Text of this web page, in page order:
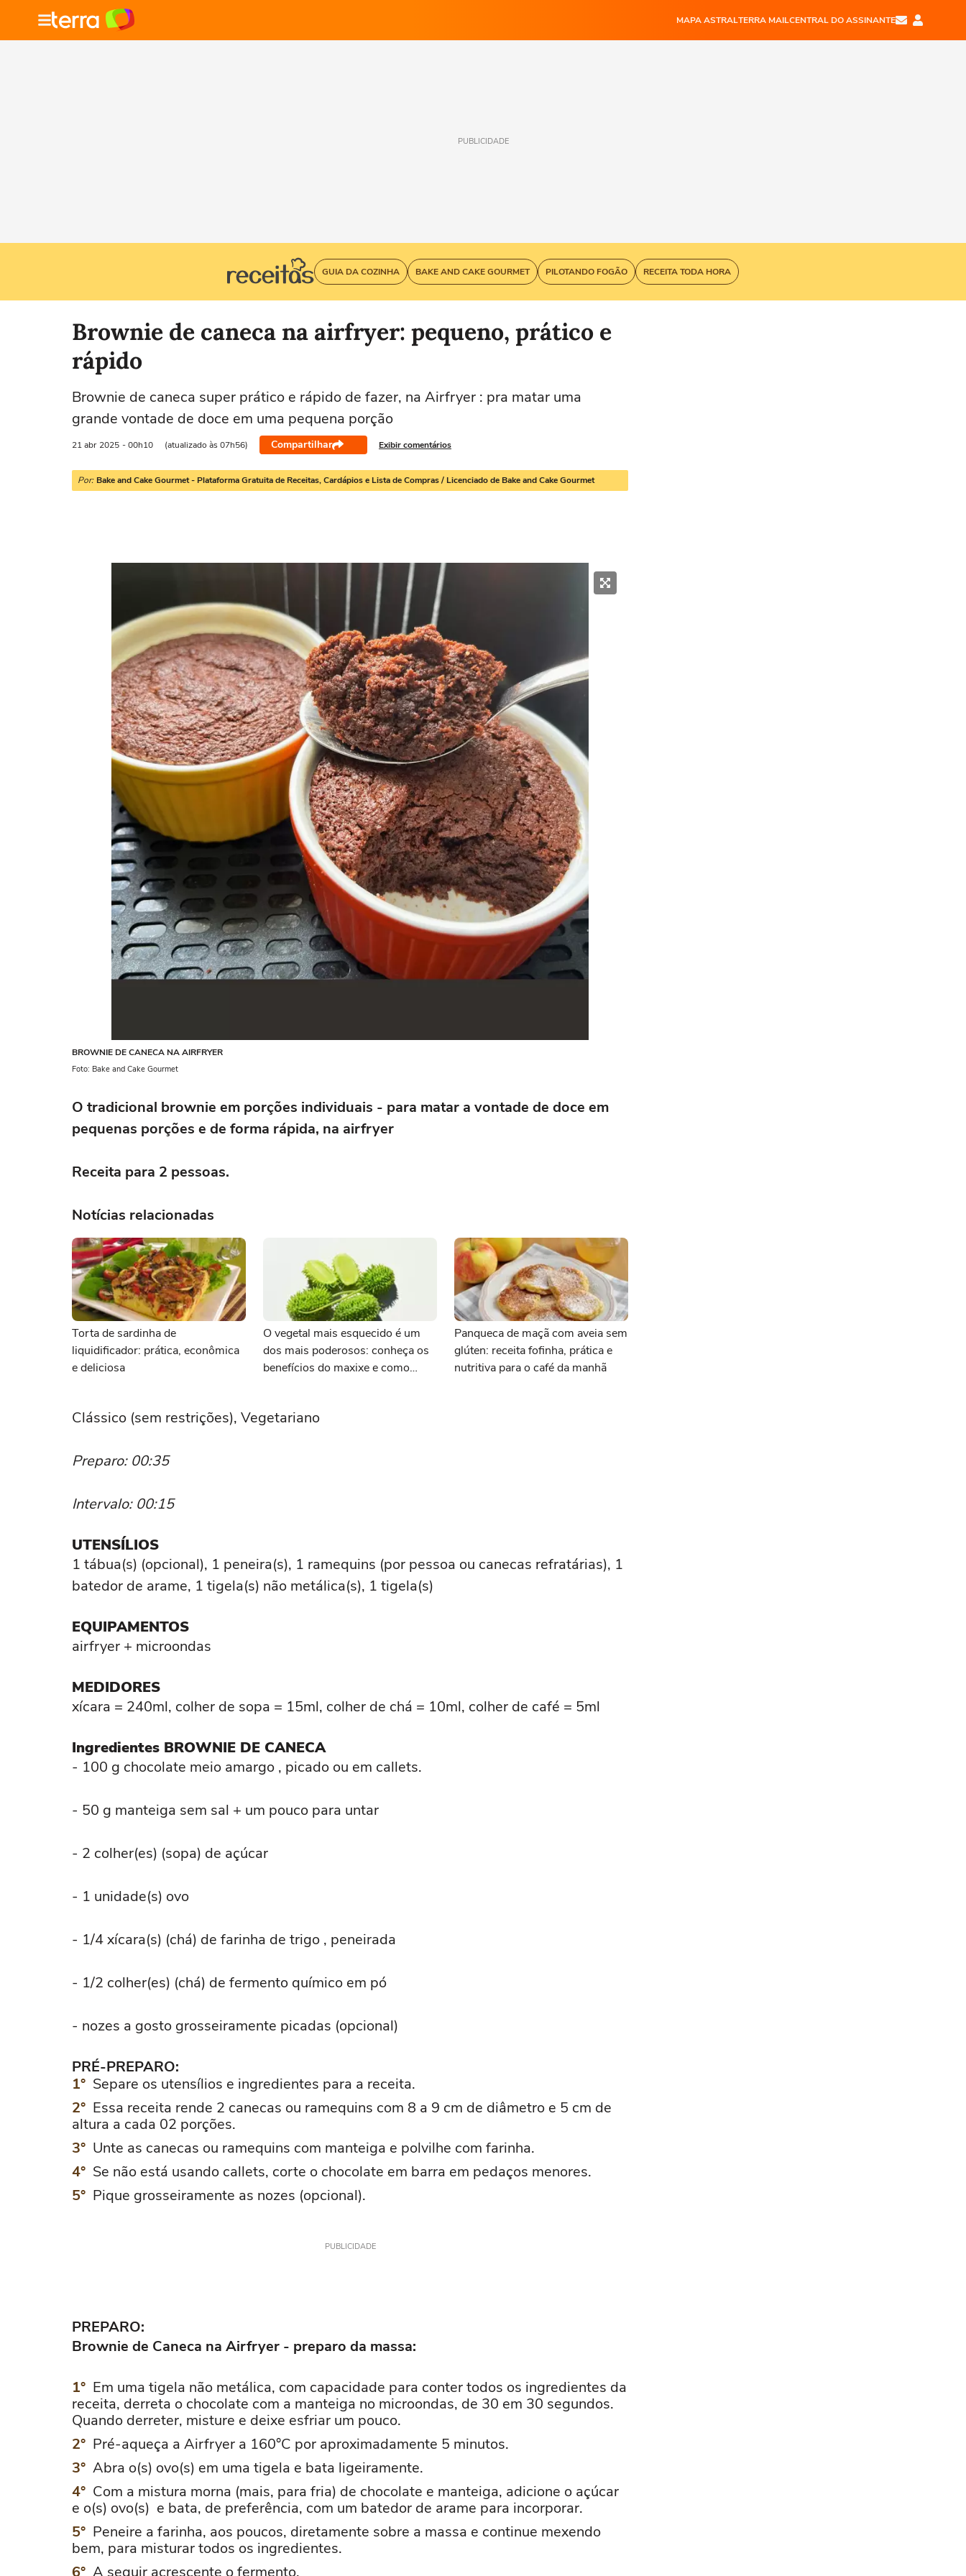
MAPA ASTRALTERRA MAILCENTRAL DO ASSINANTE
PUBLICIDADE
GUIA DA COZINHA BAKE AND CAKE GOURMET PILOTANDO FOGÃO RECEITA TODA HORA
Brownie de caneca na airfryer: pequeno, prático e
rápido
Brownie de caneca super prático e rápido de fazer, na Airfryer : pra matar uma
grande vontade de doce em uma pequena porção
21 abr 2025 - 00h10 (atualizado às 07h56) Compartilhar Exibir comentários
Por: Bake and Cake Gourmet - Plataforma Gratuita de Receitas, Cardápios e Lista de Compras / Licenciado de Bake and Cake Gourmet
BROWNIE DE CANECA NA AIRFRYER
Foto: Bake and Cake Gourmet
O tradicional brownie em porções individuais - para matar a vontade de doce em
pequenas porções e de forma rápida, na airfryer
Receita para 2 pessoas.
Notícias relacionadas
Torta de sardinha de
liquidificador: prática, econômica
e deliciosa
O vegetal mais esquecido é um
dos mais poderosos: conheça os
benefícios do maxixe e como
Panqueca de maçã com aveia sem
glúten: receita fofinha, prática e
nutritiva para o café da manhã
Clássico (sem restrições), Vegetariano
Preparo: 00:35
Intervalo: 00:15
UTENSÍLIOS
1 tábua(s) (opcional), 1 peneira(s), 1 ramequins (por pessoa ou canecas refratárias), 1
batedor de arame, 1 tigela(s) não metálica(s), 1 tigela(s)
EQUIPAMENTOS
airfryer + microondas
MEDIDORES
xícara = 240ml, colher de sopa = 15ml, colher de chá = 10ml, colher de café = 5ml
Ingredientes BROWNIE DE CANECA
- 100 g chocolate meio amargo , picado ou em callets.
- 50 g manteiga sem sal + um pouco para untar
- 2 colher(es) (sopa) de açúcar
- 1 unidade(s) ovo
- 1/4 xícara(s) (chá) de farinha de trigo , peneirada
- 1/2 colher(es) (chá) de fermento químico em pó
- nozes a gosto grosseiramente picadas (opcional)
PRÉ-PREPARO:
Separe os utensílios e ingredientes para a receita.
Essa receita rende 2 canecas ou ramequins com 8 a 9 cm de diâmetro e 5 cm de
altura a cada 02 porções.
Unte as canecas ou ramequins com manteiga e polvilhe com farinha.
Se não está usando callets, corte o chocolate em barra em pedaços menores.
Pique grosseiramente as nozes (opcional).
PUBLICIDADE
PREPARO:
Brownie de Caneca na Airfryer - preparo da massa:
Em uma tigela não metálica, com capacidade para conter todos os ingredientes da
receita, derreta o chocolate com a manteiga no microondas, de 30 em 30 segundos.
Quando derreter, misture e deixe esfriar um pouco.
Pré-aqueça a Airfryer a 160°C por aproximadamente 5 minutos.
Abra o(s) ovo(s) em uma tigela e bata ligeiramente.
Com a mistura morna (mais, para fria) de chocolate e manteiga, adicione o açúcar
e o(s) ovo(s) e bata, de preferência, com um batedor de arame para incorporar.
Peneire a farinha, aos poucos, diretamente sobre a massa e continue mexendo
bem, para misturar todos os ingredientes.
A seguir acrescente o fermento.